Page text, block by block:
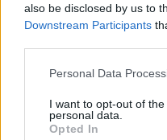
also be disclosed by us to
Downstream Participants
Personal Data
I want to opt-out of
personal data.
Opted In
ΣΧΕΤΙΚA AΡΘΡΑ